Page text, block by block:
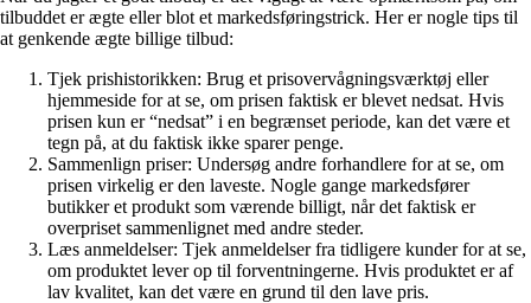
tilbuddet er ægte eller blot et markedsføringstrick. Her er nogle tips til
at genkende ægte billige tilbud:
Tjek prishistorikken: Brug et prisovervågningsværktøj eller
hjemmeside for at se, om prisen faktisk er blevet nedsat. Hvis
prisen kun er “nedsat” i en begrænset periode, kan det være et
tegn på, at du faktisk ikke sparer penge.
Sammenlign priser: Undersøg andre forhandlere for at se, om
prisen virkelig er den laveste. Nogle gange markedsfører
butikker et produkt som værende billigt, når det faktisk er
overpriset sammenlignet med andre steder.
Læs anmeldelser: Tjek anmeldelser fra tidligere kunder for at se,
om produktet lever op til forventningerne. Hvis produktet er af
lav kvalitet, kan det være en grund til den lave pris.